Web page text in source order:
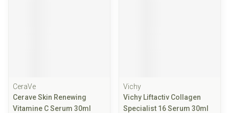
CeraVe
Cerave Skin Renewing
Vitamine C Serum 30ml
Vichy
Vichy Liftactiv Collagen
Specialist 16 Serum 30ml